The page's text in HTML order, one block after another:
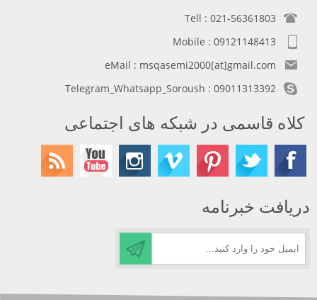
Tell : 021-56361803
Mobile : 09121148413
eMail : msqasemi2000[at]gmail.com
Telegram_Whatsapp_Soroush : 09011313392
کلاه قاسمی در شبکه های اجتماعی
دریافت خبرنامه